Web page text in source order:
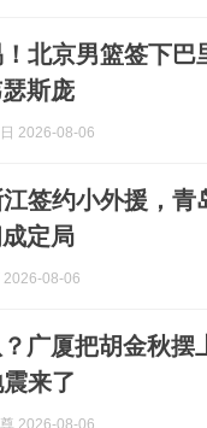
北京男篮签下巴
斯庞
2026-08-06
签约小外援，青
定局
2026-08-06
广厦把胡金秋摆
来了
2026-08-06